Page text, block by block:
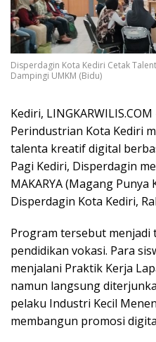
Disperdagin Kota Kediri Cetak
Dampingi UMKM (Bidu)
Kediri,
Perindustrian Kota Kediri
talenta kreatif digital
Pagi Kediri, Disperdagin
MAKARYA (Magang Punya
Disperdagin Kota Kediri,
Program tersebut menjadi
pendidikan vokasi. Para
menjalani Praktik Kerja
namun langsung
pelaku Industri Kecil
membangun promosi